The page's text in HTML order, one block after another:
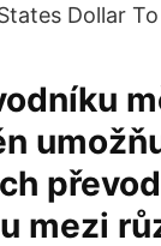
Dollar To
mezi